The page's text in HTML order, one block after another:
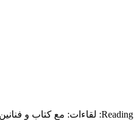
Reading: لقاءات: مع كتاب و